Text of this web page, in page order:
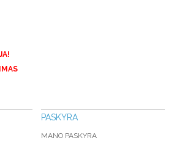
PASKYRA
MANO PASKYRA